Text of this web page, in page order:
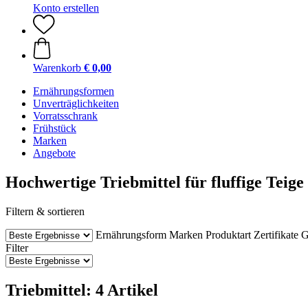
Konto erstellen
Warenkorb € 0,00
Ernährungsformen
Unverträglichkeiten
Vorratsschrank
Frühstück
Marken
Angebote
Hochwertige Triebmittel für fluffige Teige
Filtern & sortieren
Ernährungsform Marken Produktart Zertifikate
Filter
Triebmittel: 4 Artikel